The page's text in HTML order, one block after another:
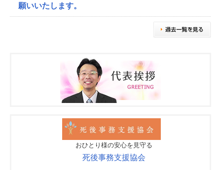
願いいたします。
おひとり様の安心を見守る
死後事務支援協会